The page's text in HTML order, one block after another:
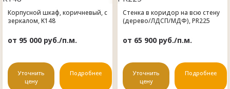
Корпусной шкаф, коричневый, с
зеркалом, K148
от 95 000 руб./п.м.
Уточнить
цену
Подробнее
Стенка в коридор на всю стену
(дерево/ЛДСП/МДФ), PR225
от 65 900 руб./п.м.
Уточнить
цену
Подробнее